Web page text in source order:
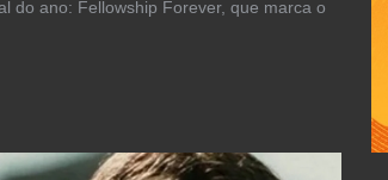
do ano: Fellowship Forever, que marca o